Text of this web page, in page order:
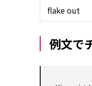
flake out
例文で